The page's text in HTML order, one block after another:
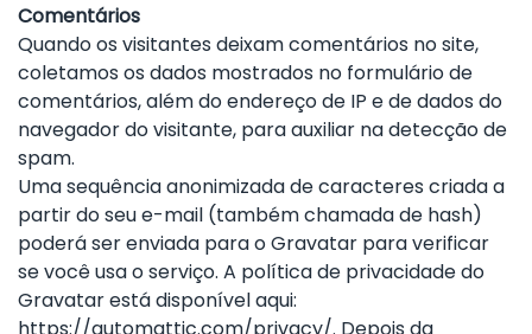
Comentários
Quando os visitantes deixam comentários no site,
coletamos os dados mostrados no formulário de
comentários, além do endereço de IP e de dados do
navegador do visitante, para auxiliar na detecção de
spam.
Uma sequência anonimizada de caracteres criada a
partir do seu e-mail (também chamada de hash)
poderá ser enviada para o Gravatar para verificar
se você usa o serviço. A política de privacidade do
Gravatar está disponível aqui:
https://automattic.com/privacy/. Depois da